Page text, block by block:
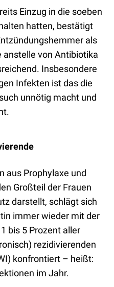
Einzug in die soeben
hatten, bestätigt
als
von Antibiotika
Insbesondere
Infekten ist das die
unnötig macht und
aus Prophylaxe und
Großteil der Frauen
darstellt, schlägt sich
immer wieder mit der
bis 5 Prozent aller
rezidivierenden
konfrontiert – heißt:
im Jahr.